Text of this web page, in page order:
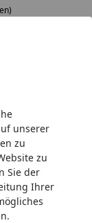
unserer
zu
zu
Sie der
Ihrer